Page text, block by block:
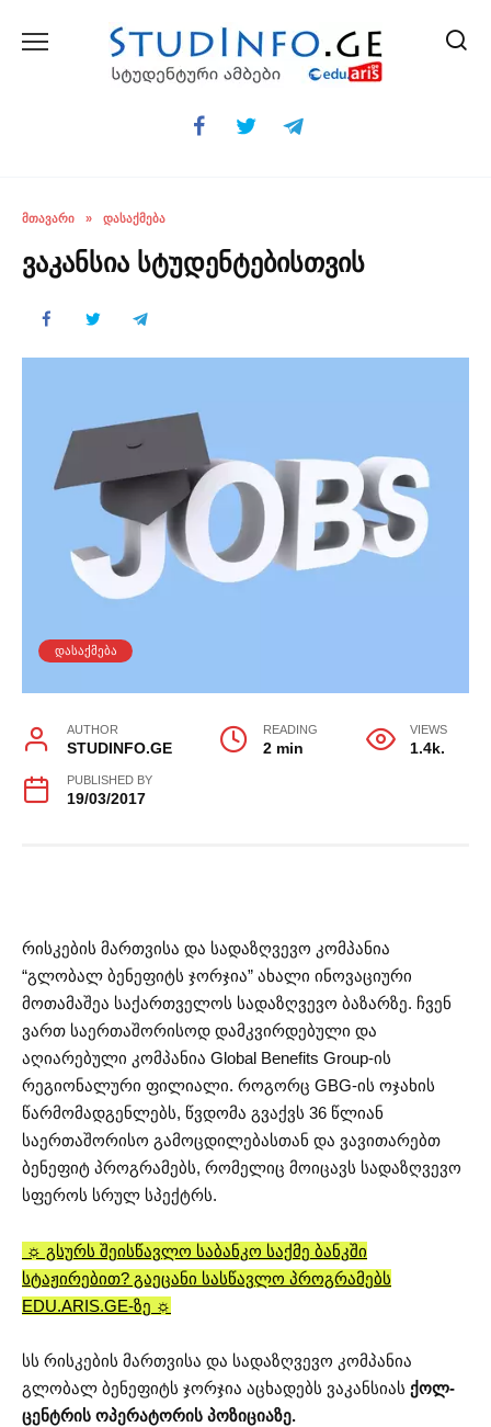
ᲛᲗᲐᲕᲐᲠᲘ » ᲓᲐᲡᲐᲥᲛᲔᲑᲐ
ვაკანსია სტუდენტებისთვის
ᲓᲐᲡᲐᲥᲛᲔᲑᲐ
AUTHOR
STUDINFO.GE
READING
2 min
VIEWS
1.4k.
PUBLISHED BY
19/03/2017
რისკების მართვისა და სადაზღვევო კომპანია
“გლობალ ბენეფიტს ჯორჯია” ახალი ინოვაციური
მოთამაშეა საქართველოს სადაზღვევო ბაზარზე. ჩვენ
ვართ საერთაშორისოდ დამკვირდებული და
აღიარებული კომპანია Global Benefits Group-ის
რეგიონალური ფილიალი. როგორც GBG-ის ოჯახის
წარმომადგენლებს, წვდომა გვაქვს 36 წლიან
საერთაშორისო გამოცდილებასთან და ვავითარებთ
ბენეფიტ პროგრამებს, რომელიც მოიცავს სადაზღვევო
სფეროს სრულ სპექტრს.
☼ გსურს შეისწავლო საბანკო საქმე ბანკში
სტაჟირებით? გაეცანი სასწავლო პროგრამებს
EDU.ARIS.GE-ზე ☼
სს რისკების მართვისა და სადაზღვევო კომპანია
გლობალ ბენეფიტს ჯორჯია აცხადებს ვაკანსიას ქოლ-
ცენტრის ოპერატორის პოზიციაზე.